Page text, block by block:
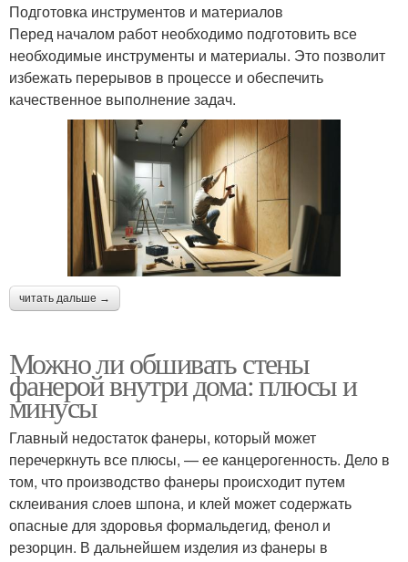
Подготовка инструментов и материалов
Перед началом работ необходимо подготовить все
необходимые инструменты и материалы. Это позволит
избежать перерывов в процессе и обеспечить
качественное выполнение задач.
читать дальше →
Можно ли обшивать стены
фанерой внутри дома: плюсы и
минусы
Главный недостаток фанеры, который может
перечеркнуть все плюсы, — ее канцерогенность. Дело в
том, что производство фанеры происходит путем
склеивания слоев шпона, и клей может содержать
опасные для здоровья формальдегид, фенол и
резорцин. В дальнейшем изделия из фанеры в